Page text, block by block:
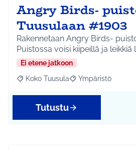
Angry Birds-
Tuusulaan #1903
Rakennetaan Angry Birds-
Ei etene jatkoon
Rajaa tulokset aihepiirin mukaan:
Koko Tuusula Rajaa tulokset
Ympäristö
Tutustu